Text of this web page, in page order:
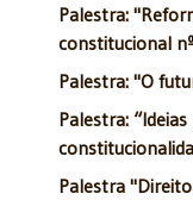
Palestra:
constitucional
Palestra: "O
Palestra:
Palestra